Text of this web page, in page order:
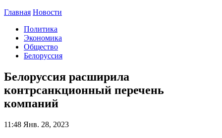
Главная Новости
Политика
Экономика
Общество
Белоруссия
Белоруссия расширила
контрсанкционный перечень
компаний
11:48 Янв. 28, 2023